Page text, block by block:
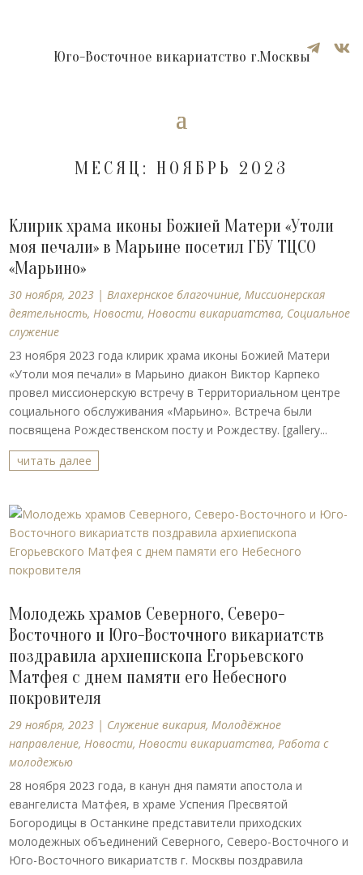
 
Юго-Восточное викариатство г.Москвы
МЕСЯЦ: НОЯБРЬ 2023
Клирик храма иконы Божией Матери «Утоли
моя печали» в Марьине посетил ГБУ ТЦСО
«Марьино»
30 ноября, 2023 |Влахернское благочиние,Миссионерская
деятельность,Новости,Новости викариатства, Социальное
служение
23 ноября 2023 года клирик храма иконы Божией Матери
«Утоли моя печали» в Марьино диакон Виктор Карпеко
провел миссионерскую встречу в Территориальном центре
социального обслуживания «Марьино». Встреча были
посвящена Рождественском посту и Рождеству. [gallery...
читать далее
Молодежь храмов Северного, Северо-
Восточного и Юго-Восточного викариатств
поздравила архиепископа Егорьевского
Матфея с днем памяти его Небесного
покровителя
29 ноября, 2023 | Cлужение викария,Молодёжное
направление,Новости,Новости викариатства,Работа с
молодежью
28 ноября 2023 года, в канун дня памяти апостола и
евангелиста Матфея, в храме Успения Пресвятой
Богородицы в Останкине представители приходских
молодежных объединений Северного, Северо-Восточного и
Юго-Восточного викариатств г. Москвы поздравила